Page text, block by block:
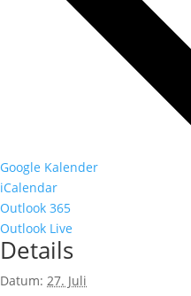
Google Kalender
iCalendar
Outlook 365
Outlook Live
Details
Datum: 27. Juli